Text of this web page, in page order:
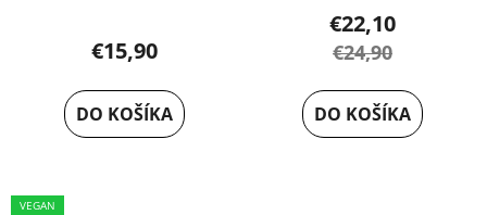
€15,90
DO KOŠÍKA
€22,10
€24,90
DO KOŠÍKA
VEGAN